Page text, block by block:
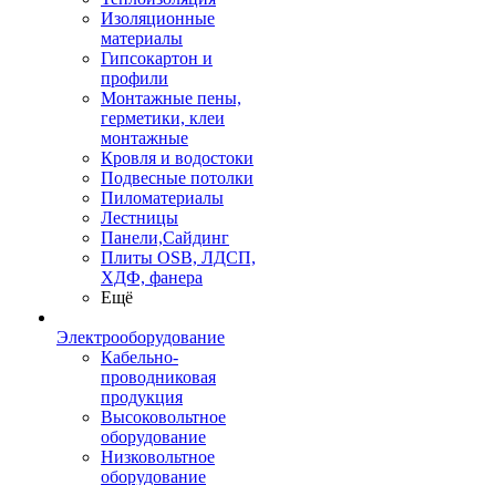
Изоляционные
материалы
Гипсокартон и
профили
Монтажные пены,
герметики, клеи
монтажные
Кровля и водостоки
Подвесные потолки
Пиломатериалы
Лестницы
Панели,Сайдинг
Плиты OSB, ЛДСП,
ХДФ, фанера
Ещё
Электрооборудование
Кабельно-
проводниковая
продукция
Высоковольтное
оборудование
Низковольтное
оборудование